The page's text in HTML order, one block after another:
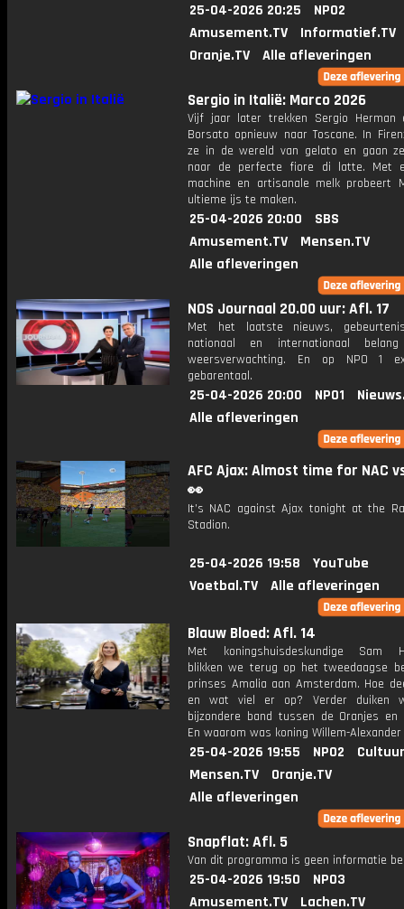
25-04-2026 20:25
NPO2
Amusement.TV
Informatief.TV
Oranje.TV
Alle afleveringen
Sergio in Italië: Marco 2026
Vijf jaar later trekken Sergio Herman
Borsato opnieuw naar Toscane. In
ze in de wereld van gelato en gaan
naar de perfecte fiore di latte. Met
machine en artisanale melk probeert
ultieme ijs te maken.
25-04-2026 20:00
SBS
Amusement.TV
Mensen.TV
Alle afleveringen
NOS Journaal 20.00 uur: Afl. 17
Met het laatste nieuws,
nationaal en internationaal
weersverwachting. En op NPO 1
gebarentaal.
25-04-2026 20:00 NPO1
Alle afleveringen
AFC Ajax: Almost time for NAC
👀
It’s NAC against Ajax tonight at the
Stadion.
25-04-2026 19:58
YouTube
Voetbal.TV
Alle afleveringen
Blauw Bloed: Afl. 14
Met koningshuisdeskundige Sam
blikken we terug op het tweedaagse
prinses Amalia aan Amsterdam. Hoe
en wat viel er op? Verder duiken
bijzondere band tussen de Oranjes en
En waarom was koning Willem-
25-04-2026 19:55 NPO2
Mensen.TV
Oranje.TV
Alle afleveringen
Snapflat: Afl. 5
Van dit programma is geen informatie
25-04-2026 19:50
NPO3
Amusement.TV
Lachen.TV